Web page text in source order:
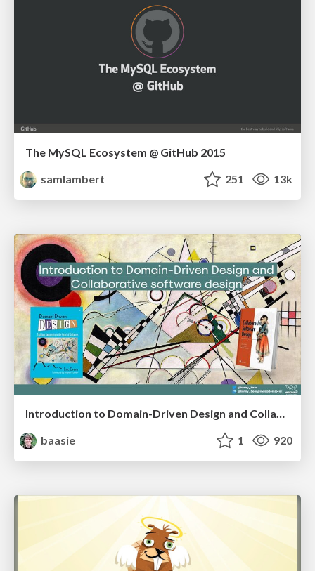
The MySQL Ecosystem @ GitHub 2015
samlambert
251 13k
Introduction to Domain-Driven Design and Collaborative software design
baasie
1 920